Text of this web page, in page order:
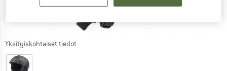
Yksityiskohtaiset tiedot